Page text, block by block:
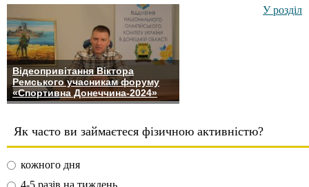
Відеопривітання Віктора
Ремського учасникам форуму
«Спортивна Донеччина-2024»
У розділ
Як часто ви займаєтеся фізичною активністю?
кожного дня